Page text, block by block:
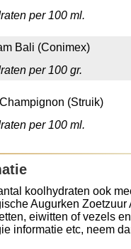
per 100 ml.
Bali (Conimex)
per 100 gr.
(Struik)
per 100 ml.
koolhydraten ook
Augurken Zoetzuur
eiwitten of vezels
informatie etc, neem